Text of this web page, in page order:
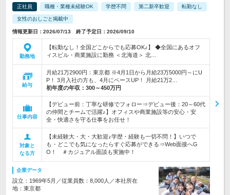
正社員 職種・業種未経験OK 学歴不問 第二新卒歓迎 転勤なし
女性のおしごと掲載中
情報更新日：2026/07/13 終了予定日：2026/09/10
勤務地
【転勤なし！全国どこからでも応募OK♪】 ◆全国にあるオフ
ィスビル・商業施設に勤務 ＜北海道＞ 北…
給与
月給21万2900円：東京都 ※4月1日から月給23万5000円～にU
P！ 3月入社の方も、4月にベースUP！ 月給21万2…
初年度の年収： 300～450万円
仕事内容
【デビュー前：丁寧な研修でフォロー⇒デビュー後：20～60代
の仲間とチームで活躍♪】オフィスや商業施設等の安心・安
全・快適さを守る仕事をお任せ！
対象と
なる方
【未経験大・大・大歓迎♪学歴・経験も一切不問！】いつで
も・どこでも気になったらすぐ応募ができる⇒Web面接へG
O！ ＃カジュアル面談も実施中！
企業データ
設立：1969年5月／従業員数：8,000人／本社所在
地：東京都